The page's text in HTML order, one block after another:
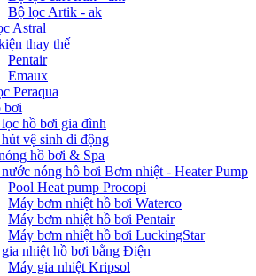
Bộ lọc Artik - ak
Astral
thay thế
Pentair
Emaux
Peraqua
bơi
hồ bơi gia đình
vệ sinh di động
hồ bơi & Spa
nóng hồ bơi Bơm nhiệt - Heater Pump
Pool Heat pump Procopi
Máy bơm nhiệt hồ bơi Waterco
Máy bơm nhiệt hồ bơi Pentair
Máy bơm nhiệt hồ bơi LuckingStar
nhiệt hồ bơi bằng Điện
Máy gia nhiệt Kripsol